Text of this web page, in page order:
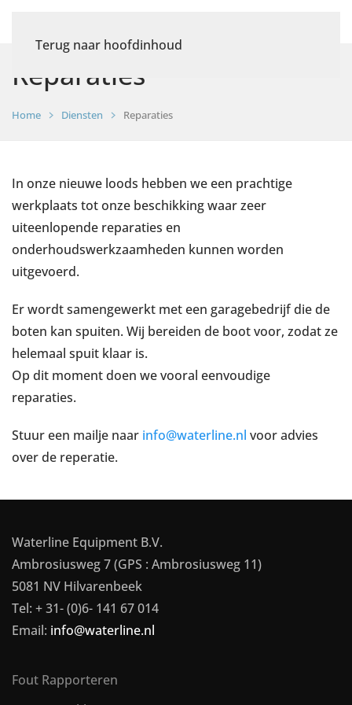
Terug naar hoofdinhoud
Reparaties
Home Diensten Reparaties
In onze nieuwe loods hebben we een prachtige
werkplaats tot onze beschikking waar zeer
uiteenlopende reparaties en
onderhoudswerkzaamheden kunnen worden
uitgevoerd.
Er wordt samengewerkt met een garagebedrijf die de
boten kan spuiten. Wij bereiden de boot voor, zodat ze
helemaal spuit klaar is.
Op dit moment doen we vooral eenvoudige
reparaties.
Stuur een mailje naar info@waterline.nl voor advies
over de reperatie.
Waterline Equipment B.V.
Ambrosiusweg 7 (GPS : Ambrosiusweg 11)
5081 NV Hilvarenbeek
Tel: + 31- (0)6- 141 67 014
Email: info@waterline.nl
Fout Rapporteren